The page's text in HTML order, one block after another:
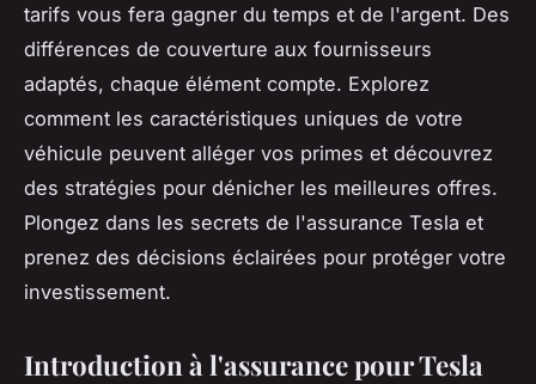
tarifs vous fera gagner du temps et de l'argent. Des
différences de couverture aux fournisseurs
adaptés, chaque élément compte. Explorez
comment les caractéristiques uniques de votre
véhicule peuvent alléger vos primes et découvrez
des stratégies pour dénicher les meilleures offres.
Plongez dans les secrets de l'assurance Tesla et
prenez des décisions éclairées pour protéger votre
investissement.
Introduction à l'assurance pour Tesla